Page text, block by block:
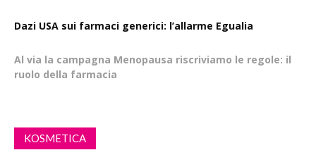
Dazi USA sui farmaci generici: l’allarme Egualia
Al via la campagna Menopausa riscriviamo le regole: il
ruolo della farmacia
KOSMETICA